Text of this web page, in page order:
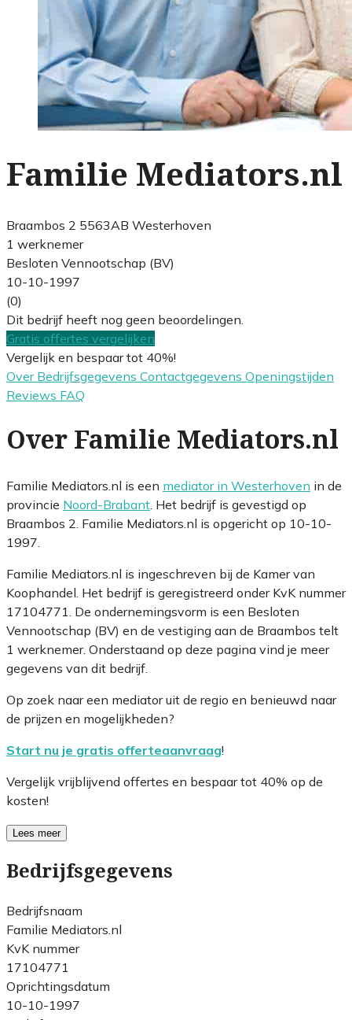
Familie Mediators.nl
Braambos 2 5563AB Westerhoven
1 werknemer
Besloten Vennootschap (BV)
10-10-1997
(0)
Dit bedrijf heeft nog geen beoordelingen.
Gratis offertes vergelijken
Vergelijk en bespaar tot 40%!
Over Bedrijfsgegevens Contactgegevens Openingstijden
Reviews FAQ
Over Familie Mediators.nl
Familie Mediators.nl is een mediator in Westerhoven in de
provincie Noord-Brabant . Het bedrijf is gevestigd op
Braambos 2. Familie Mediators.nl is opgericht op 10-10-
1997.
Familie Mediators.nl is ingeschreven bij de Kamer van
Koophandel. Het bedrijf is geregistreerd onder KvK nummer
17104771. De ondernemingsvorm is een Besloten
Vennootschap (BV) en de vestiging aan de Braambos telt
1 werknemer. Onderstaand op deze pagina vind je meer
gegevens van dit bedrijf.
Op zoek naar een mediator uit de regio en benieuwd naar
de prijzen en mogelijkheden?
Start nu je gratis offerteaanvraag!
Vergelijk vrijblijvend offertes en bespaar tot 40% op de
kosten!
Lees meer
Bedrijfsgegevens
Bedrijfsnaam
Familie Mediators.nl
KvK nummer
17104771
Oprichtingsdatum
10-10-1997